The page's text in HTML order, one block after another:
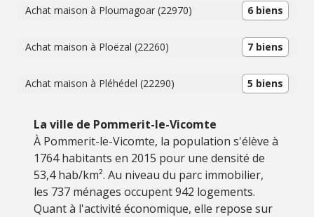
Achat maison à Ploumagoar (22970) 6 biens
Achat maison à Ploëzal (22260) 7 biens
Achat maison à Pléhédel (22290) 5 biens
La ville de Pommerit-le-Vicomte
À Pommerit-le-Vicomte, la population s'élève à
1764 habitants en 2015 pour une densité de
53,4 hab/km². Au niveau du parc immobilier,
les 737 ménages occupent 942 logements.
Quant à l'activité économique, elle repose sur